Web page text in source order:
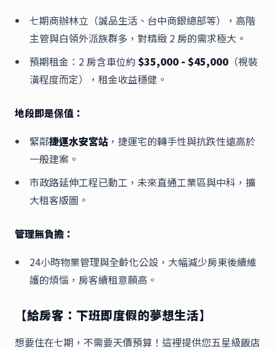
七期商辦林立（誠品生活、台中商銀總部等），高階
主管與白領外派族群多，對精緻 2 房的需求極大。
預期租金：2 房含車位約 $35,000 - $45,000 （視裝
潢程度而定），租金收益穩健。
地段即是保值：
緊鄰捷運水安宮站 ，捷運宅的轉手性與抗跌性遠高於
一般建案。
市政路延伸工程已動工，未來直通工業區與中科，擴
大租客版圖。
管理無負擔：
24小時物業管理與全齡化公設，大幅減少房東後續維
護的煩惱，房客續租意願高。
【給房客：下班即度假的夢想生活】
想要住在七期，不需要天價預算！這裡提供您五星級飯店